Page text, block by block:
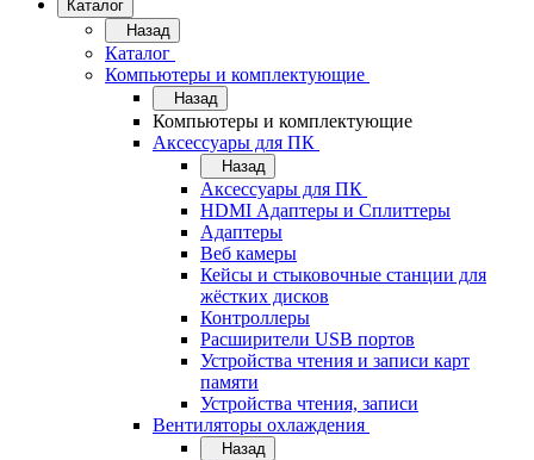
Каталог
Назад
Каталог
Компьютеры и комплектующие
Назад
Компьютеры и комплектующие
Аксессуары для ПК
Назад
Аксессуары для ПК
HDMI Адаптеры и Сплиттеры
Адаптеры
Веб камеры
Кейсы и стыковочные станции для
жёстких дисков
Контроллеры
Расширители USB портов
Устройства чтения и записи карт
памяти
Устройства чтения, записи
Вентиляторы охлаждения
Назад